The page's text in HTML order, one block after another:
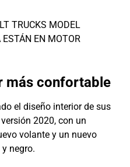
más confortable
el diseño interior de sus
2020, con un
volante y un nuevo
negro.